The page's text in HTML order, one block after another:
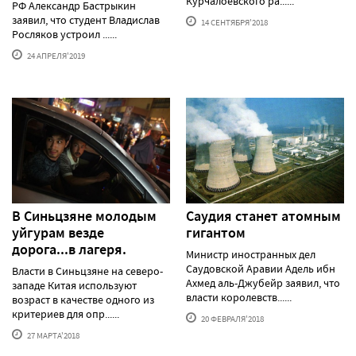
РФ Александр Бастрыкин
заявил, что студент Владислав
Росляков устроил ......
24 АПРЕЛЯ'2019
14 СЕНТЯБРЯ'2018
В Синьцзяне молодым
уйгурам везде
дорога...в лагеря.
Власти в Синьцзяне на северо-
западе Китая используют
возраст в качестве одного из
критериев для опр......
27 МАРТА'2018
Саудия станет атомным
гигантом
Министр иностранных дел
Саудовской Аравии Адель ибн
Ахмед аль-Джубейр заявил, что
власти королевств......
20 ФЕВРАЛЯ'2018